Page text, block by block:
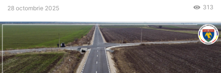
28 octombrie 2025 313